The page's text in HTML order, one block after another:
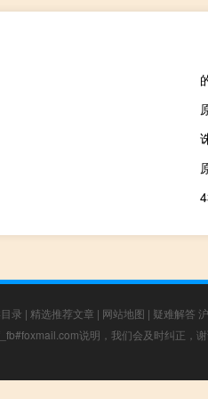
录 | 精选推荐文章 | 网站地图 | 疑难解答
说明，我们会及时纠正，